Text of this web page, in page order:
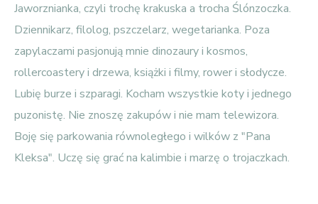
Jaworznianka, czyli trochę krakuska a trocha Ślónzoczka.
Dziennikarz, filolog, pszczelarz, wegetarianka. Poza
zapylaczami pasjonują mnie dinozaury i kosmos,
rollercoastery i drzewa, książki i filmy, rower i słodycze.
Lubię burze i szparagi. Kocham wszystkie koty i jednego
puzonistę. Nie znoszę zakupów i nie mam telewizora.
Boję się parkowania równoległego i wilków z "Pana
Kleksa". Uczę się grać na kalimbie i marzę o trojaczkach.